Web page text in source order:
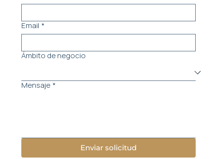
Email *
Ámbito de negocio
Mensaje *
Enviar solicitud